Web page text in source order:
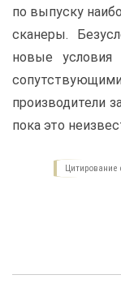
по выпуску
сканеры.
новые
производители
пока это
Цитирование